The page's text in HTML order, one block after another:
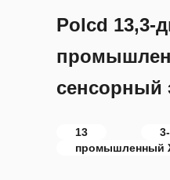
Polcd 13,3-
сенсорный
13
промышленный